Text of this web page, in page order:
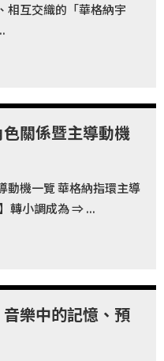
相互交織的「華格納宇
色關係暨主導動機
動機一覽 華格納指環主導
轉小調成為 ⇒ ...
音樂中的記憶、預